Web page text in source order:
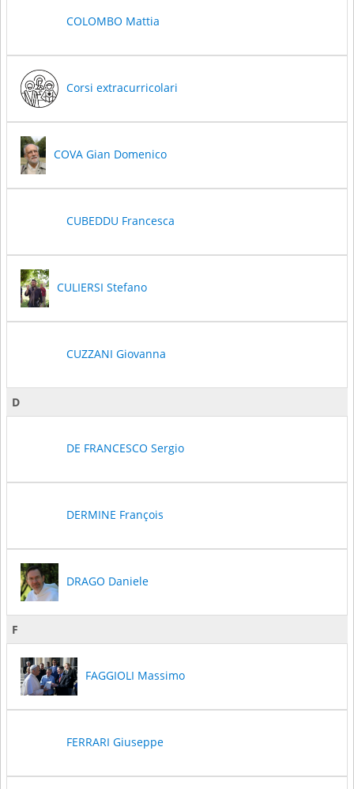
COLOMBO Mattia
Corsi extracurricolari
COVA Gian Domenico
CUBEDDU Francesca
CULIERSI Stefano
CUZZANI Giovanna
D
DE FRANCESCO Sergio
DERMINE François
DRAGO Daniele
F
FAGGIOLI Massimo
FERRARI Giuseppe